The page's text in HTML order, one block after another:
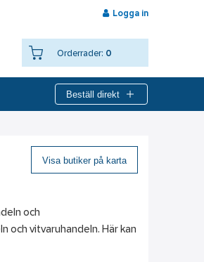
Logga in
Orderrader: 0
Beställ direkt
Visa butiker på karta
och
och vitvaruhandeln. Här kan